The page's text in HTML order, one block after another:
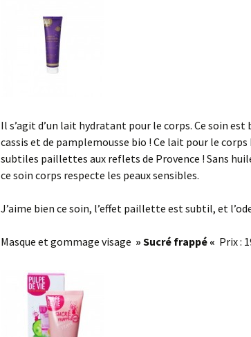
Il s’agit d’un lait hydratant pour le corps. Ce soin est
cassis et de pamplemousse bio ! Ce lait pour le
subtiles paillettes aux reflets de Provence ! Sans
ce soin corps respecte les peaux sensibles.
J’aime bien ce soin, l’effet paillette est subtil, et
Masque et gommage visage » Sucré frappé « Prix :